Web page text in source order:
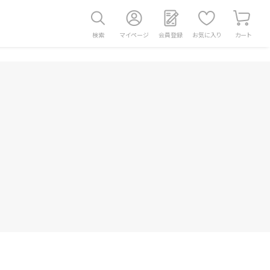
検索 マイページ 会員登録 お気に入り カート